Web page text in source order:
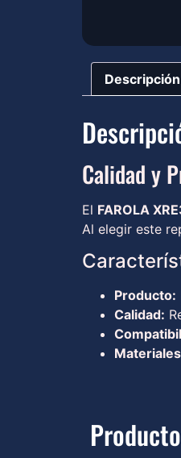
Descripción
Calidad y
El FAROLA
Al elegir este
Producto:
Calidad: